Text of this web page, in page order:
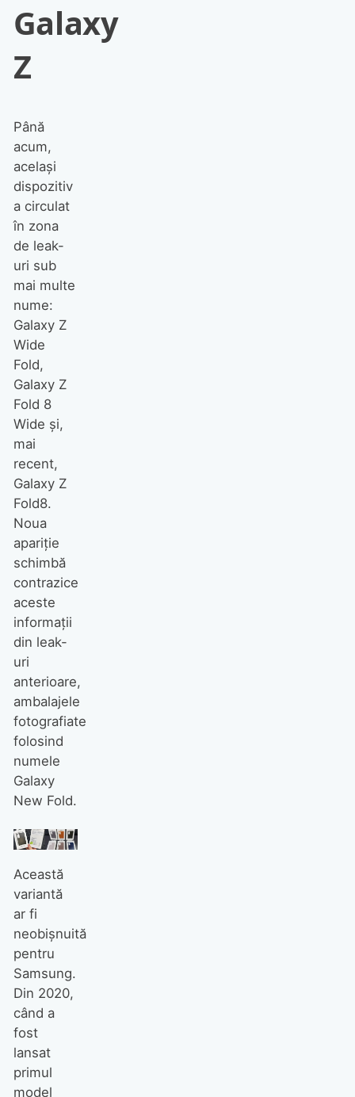
Galaxy
Z
Până
acum,
același
dispozitiv
a circulat
în zona
de leak-
uri sub
mai multe
nume:
Galaxy Z
Wide
Fold,
Galaxy Z
Fold 8
Wide și,
mai
recent,
Galaxy Z
Fold8.
Noua
apariție
schimbă
contrazice
aceste
informații
din leak-
uri
anterioare,
ambalajele
fotografiate
folosind
numele
Galaxy
New Fold.
Această
variantă
ar fi
neobișnuită
pentru
Samsung.
Din 2020,
când a
fost
lansat
primul
model